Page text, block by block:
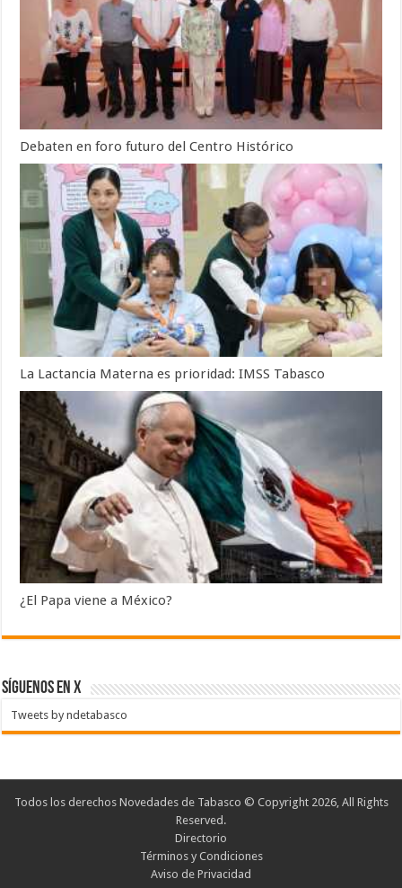
Debaten en foro futuro del Centro Histórico
La Lactancia Materna es prioridad: IMSS Tabasco
¿El Papa viene a México?
SÍGUENOS EN X
Tweets by ndetabasco
Todos los derechos Novedades de Tabasco © Copyright 2026, All Rights
Reserved.
Directorio
Términos y Condiciones
Aviso de Privacidad